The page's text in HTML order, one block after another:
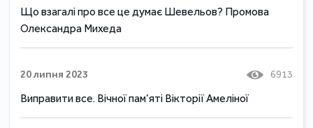
Що взагалі про все це думає Шевельов? Промова
Олександра Михеда
20 липня 2023 6913
Виправити все. Вічної пам’яті Вікторії Амеліної